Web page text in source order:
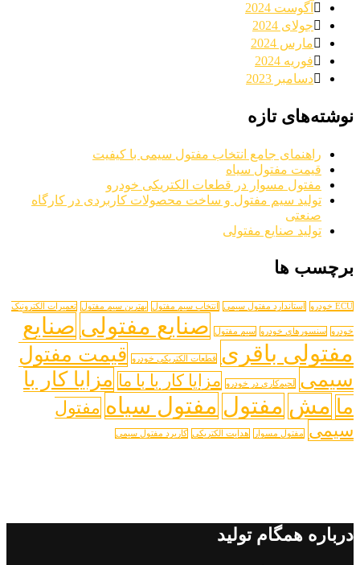
آگوست 2024
جولای 2024
مارس 2024
فوریه 2024
دسامبر 2023
نوشته‌های تازه
راهنمای جامع انتخاب مفتول سیمی با کیفیت
قیمت مفتول سیاه
مفتول مسوار در قطعات الکتریکی خودرو
تولید سیم مفتول و ساخت محصولات کاربردی در کارگاه
صنعتی
تولید صنایع مفتولی
برچسب ها
ECU خودرو استاندارد مفتول سیمی انتخاب سیم مفتول بهترین سیم مفتول تعمیرات الکترونیک
خودرو سنسورهای خودرو سیم مفتول صنایع مفتولی صنایع
مفتولی باقری
قطعات الکتریکی خودرو
قیمت مفتول
سیمی
لحیم‌کاری در خودرو مزایا کار با با ما مزایا کار با
ما مش مفتول مفتول سیاه مفتول
سیمی
مفتول مسوار هدایت الکتریکی کاریرد مفتول سیمی
درباره همگام تولید